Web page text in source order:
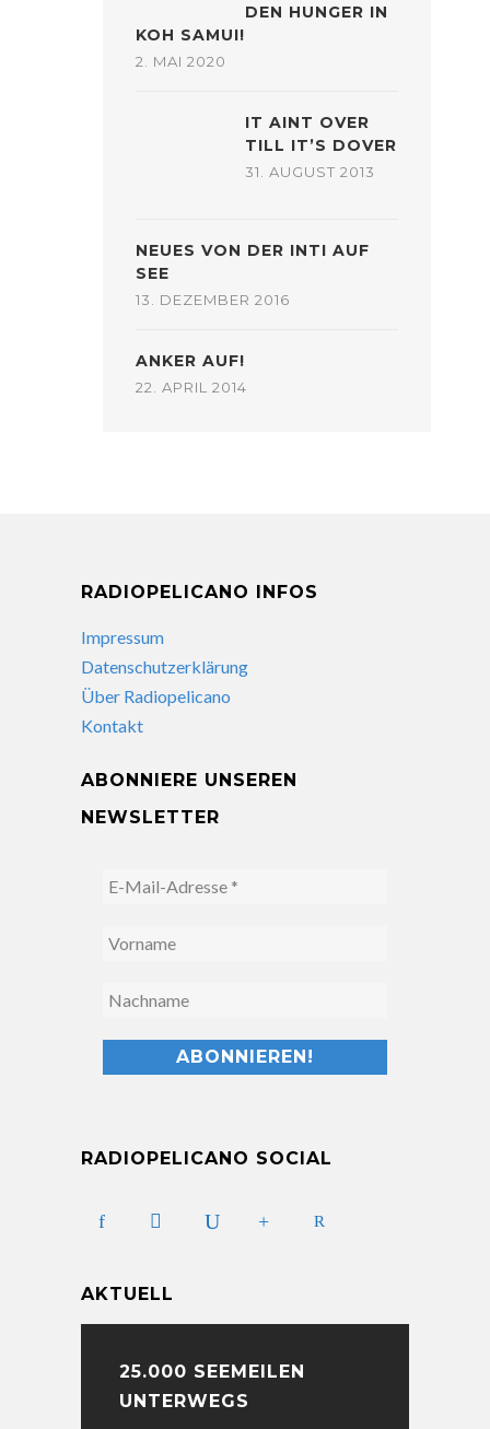
DEN HUNGER IN
KOH SAMUI!
2. MAI 2020
IT AINT OVER
TILL IT’S DOVER
31. AUGUST 2013
NEUES VON DER INTI AUF
SEE
13. DEZEMBER 2016
ANKER AUF!
22. APRIL 2014
RADIOPELICANO INFOS
Impressum
Datenschutzerklärung
Über Radiopelicano
Kontakt
ABONNIERE UNSEREN
NEWSLETTER
RADIOPELICANO SOCIAL
AKTUELL
25.000 SEEMEILEN
UNTERWEGS